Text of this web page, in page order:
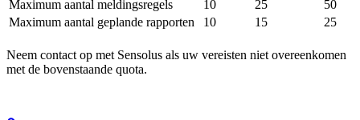
Maximum aantal meldingsregels
10 25
50
Maximum aantal geplande rapporten
10 15 25
Neem contact op met Sensolus als uw vereisten niet overeenkomen
met de bovenstaande quota.